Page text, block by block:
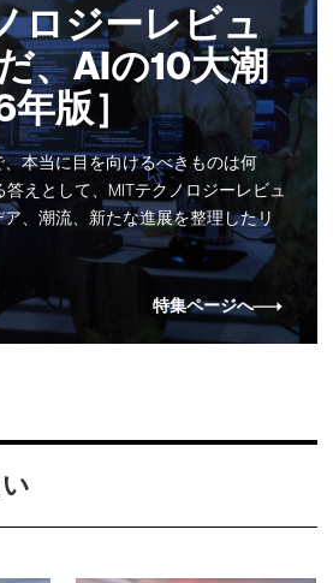
ロジーレビュ
、AIの10大潮
版］
本当に目を向けるべきものは何
えとして、MITテクノロジーレビュ
、潮流、新たな進展を整理したリ
特集ページへ